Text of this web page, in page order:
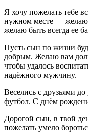
Я хочу пожелать тебе
нужном месте — желаю
желаю быть всегда ее
Пусть сын по жизни
добрым. Желаю вам
чтобы удалось
надёжного мужчину.
Веселись с друзьями
футбол. С днём
Дорогой сын, в твой
пожелать умело